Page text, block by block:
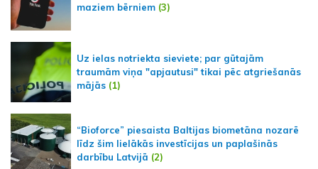
maziem bērniem (3)
Uz ielas notriekta sieviete; par gūtajām
traumām viņa "apjautusi" tikai pēc atgriešanās
mājās (1)
“Bioforce” piesaista Baltijas biometāna nozarē
līdz šim lielākās investīcijas un paplašinās
darbību Latvijā (2)